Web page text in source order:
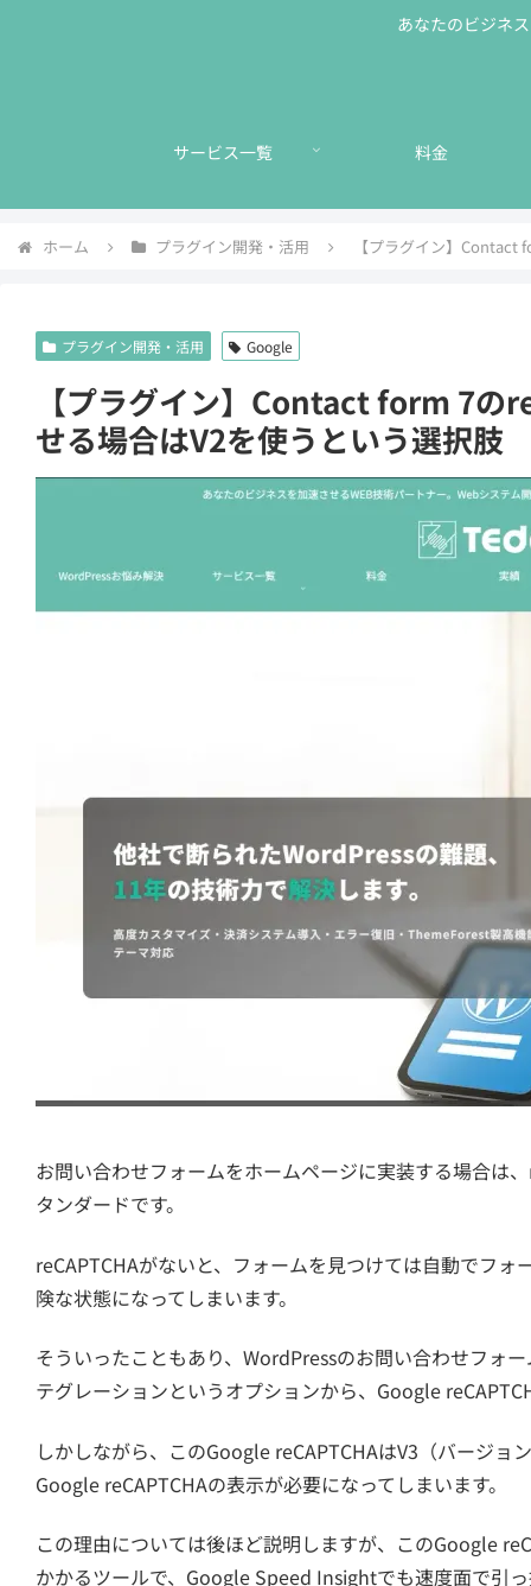
あなたのビジネ
サービス一覧 料金
ホーム プラグイン開発・活用 【プラグイン】Contact
プラグイン開発・活用 Google
【プラグイン】Contact form 7の
せる場合はV2を使うという選択肢
お問い合わせフォームをホームページに実装する場合は
タンダードです。
reCAPTCHAがないと、フォームを見つけては自動でフ
険な状態になってしまいます。
そういったこともあり、WordPressのお問い合わせフォ
テグレーションというオプションから、Google
しかしながら、このGoogle reCAPTCHAはV3（バージ
Google reCAPTCHAの表示が必要になってしまいます。
この理由については後ほど説明しますが、このGoogle
かかるツールで、Google Speed Insightでも速度面で引